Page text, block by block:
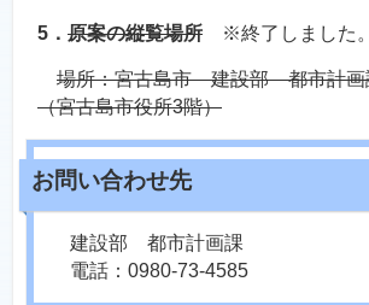
5． 原案の縦覧場所 ※終了しました。
場所：宮古島市 建設部 都市計
（宮古島市役所3階）
建設部 都市計画課
電話：0980-73-4585